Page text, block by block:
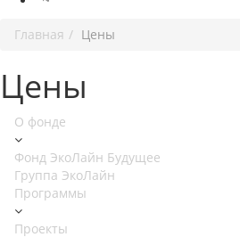
Главная Цены
Цены
О фонде
Фонд ЭкоЛайн Будущее
Группа ЭкоЛайн
Программы
Проекты